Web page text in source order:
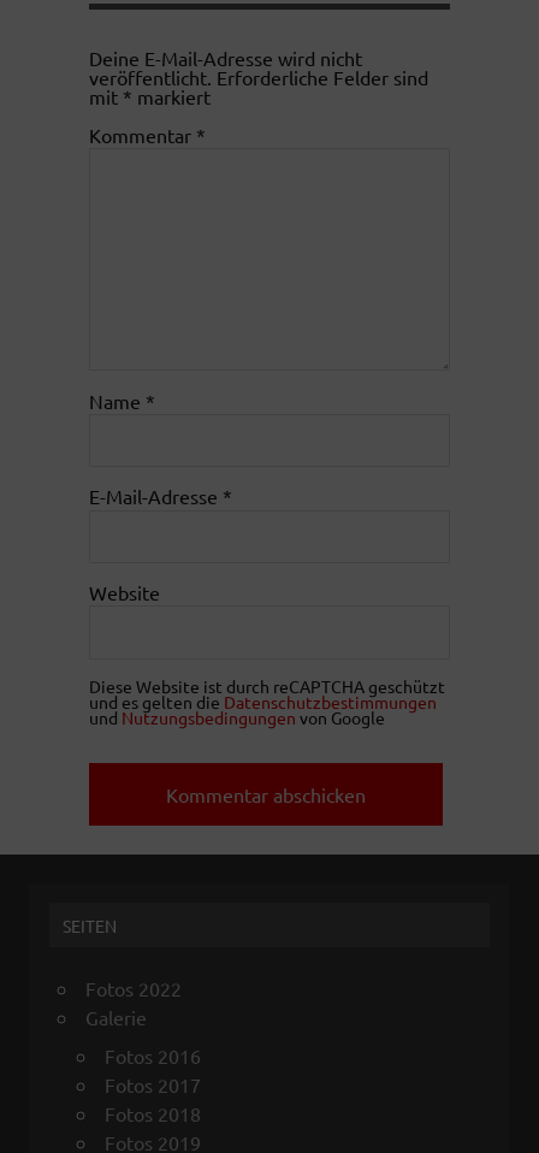
Deine E-Mail-Adresse wird nicht
veröffentlicht. Erforderliche Felder sind
mit * markiert
Kommentar *
Name *
E-Mail-Adresse *
Website
Diese Website ist durch reCAPTCHA geschützt
und es gelten die Datenschutzbestimmungen
und Nutzungsbedingungen von Google
SEITEN
Fotos 2022
Galerie
Fotos 2016
Fotos 2017
Fotos 2018
Fotos 2019